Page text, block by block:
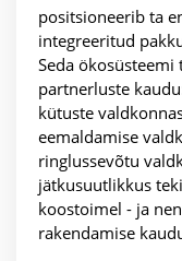
positsioneerib ta
integreeritud
Seda
partnerluste
kütuste
eemaldamise
ringlussevõtu
jätkusuutlikkus
koostoimel - ja
rakendamise